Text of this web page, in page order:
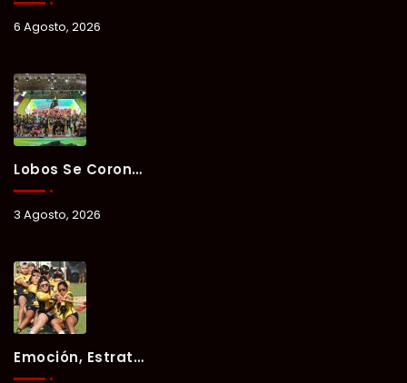
6 Agosto, 2026
Lobos Se Corona Campeón Del Verano Xul-Há 2026 Tras Tres Días De Intensa Competencia.
3 Agosto, 2026
Emoción, Estrategia Y Trabajo En Equipo Marcan El Segundo Día Del Verano Xul-Há 2026.